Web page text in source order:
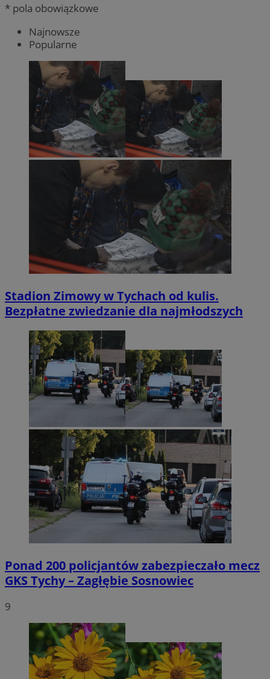
* pola obowiązkowe
Najnowsze
Popularne
Stadion Zimowy w Tychach od kulis.
Bezpłatne zwiedzanie dla najmłodszych
Ponad 200 policjantów zabezpieczało mecz
GKS Tychy – Zagłębie Sosnowiec
9